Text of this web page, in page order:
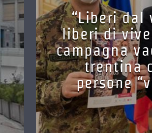
“Liberi dal
liberi di
campagna
trentina
persone